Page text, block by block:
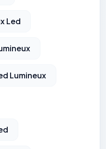
Led
Lumineux